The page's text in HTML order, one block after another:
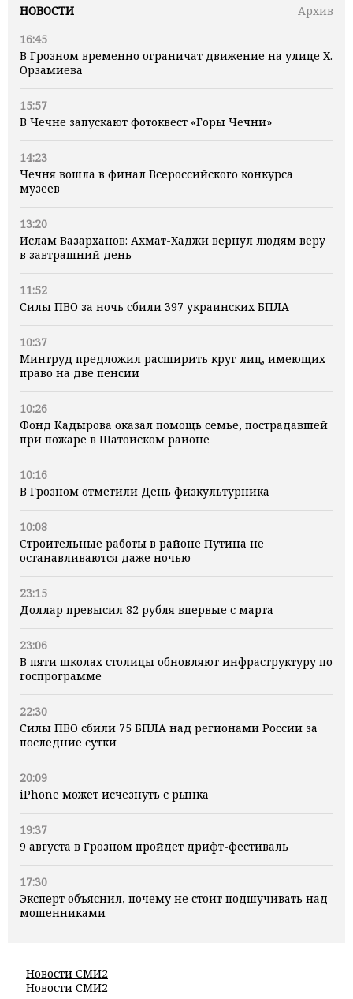
НОВОСТИ
Архив
16:45
В Грозном временно ограничат движение на улице Х.
Орзамиева
15:57
В Чечне запускают фотоквест «Горы Чечни»
14:23
Чечня вошла в финал Всероссийского конкурса
музеев
13:20
Ислам Вазарханов: Ахмат-Хаджи вернул людям веру
в завтрашний день
11:52
Силы ПВО за ночь сбили 397 украинских БПЛА
10:37
Минтруд предложил расширить круг лиц, имеющих
право на две пенсии
10:26
Фонд Кадырова оказал помощь семье, пострадавшей
при пожаре в Шатойском районе
10:16
В Грозном отметили День физкультурника
10:08
Строительные работы в районе Путина не
останавливаются даже ночью
23:15
Доллар превысил 82 рубля впервые с марта
23:06
В пяти школах столицы обновляют инфраструктуру по
госпрограмме
22:30
Силы ПВО сбили 75 БПЛА над регионами России за
последние сутки
20:09
iPhone может исчезнуть с рынка
19:37
9 августа в Грозном пройдет дрифт-фестиваль
17:30
Эксперт объяснил, почему не стоит подшучивать над
мошенниками
Новости СМИ2
Новости СМИ2